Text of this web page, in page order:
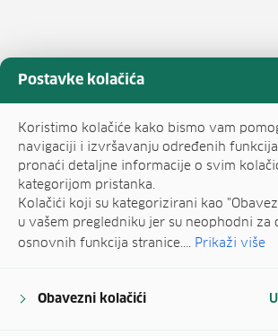
Postavke kolačića
Koristimo kolačiće kako bismo vam
navigaciji i izvršavanju određenih
pronaći detaljne informacije o svim
kategorijom pristanka.
Kolačići koji su kategorizirani kao
u vašem pregledniku jer su neophodni za
osnovnih funkcija stranice.... Prikaži više
Obavezni kolačići